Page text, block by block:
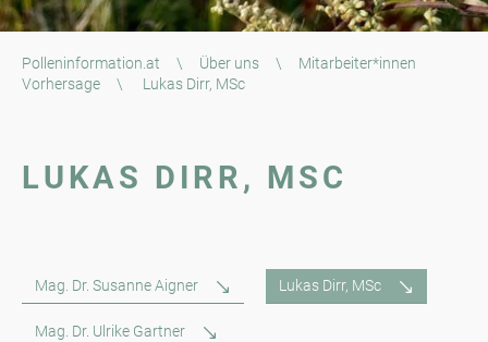
Polleninformation.at \ Über uns \
Mitarbeiter*innen
Vorhersage
\ Lukas Dirr, MSc
LUKAS DIRR, MSC
Mag. Dr. Susanne Aigner Lukas Dirr, MSc
Mag. Dr. Ulrike Gartner